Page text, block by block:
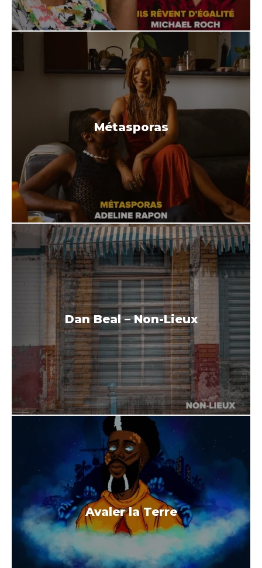
Métasporas
Dan Beal – Non-Lieux
Avaler la Terre